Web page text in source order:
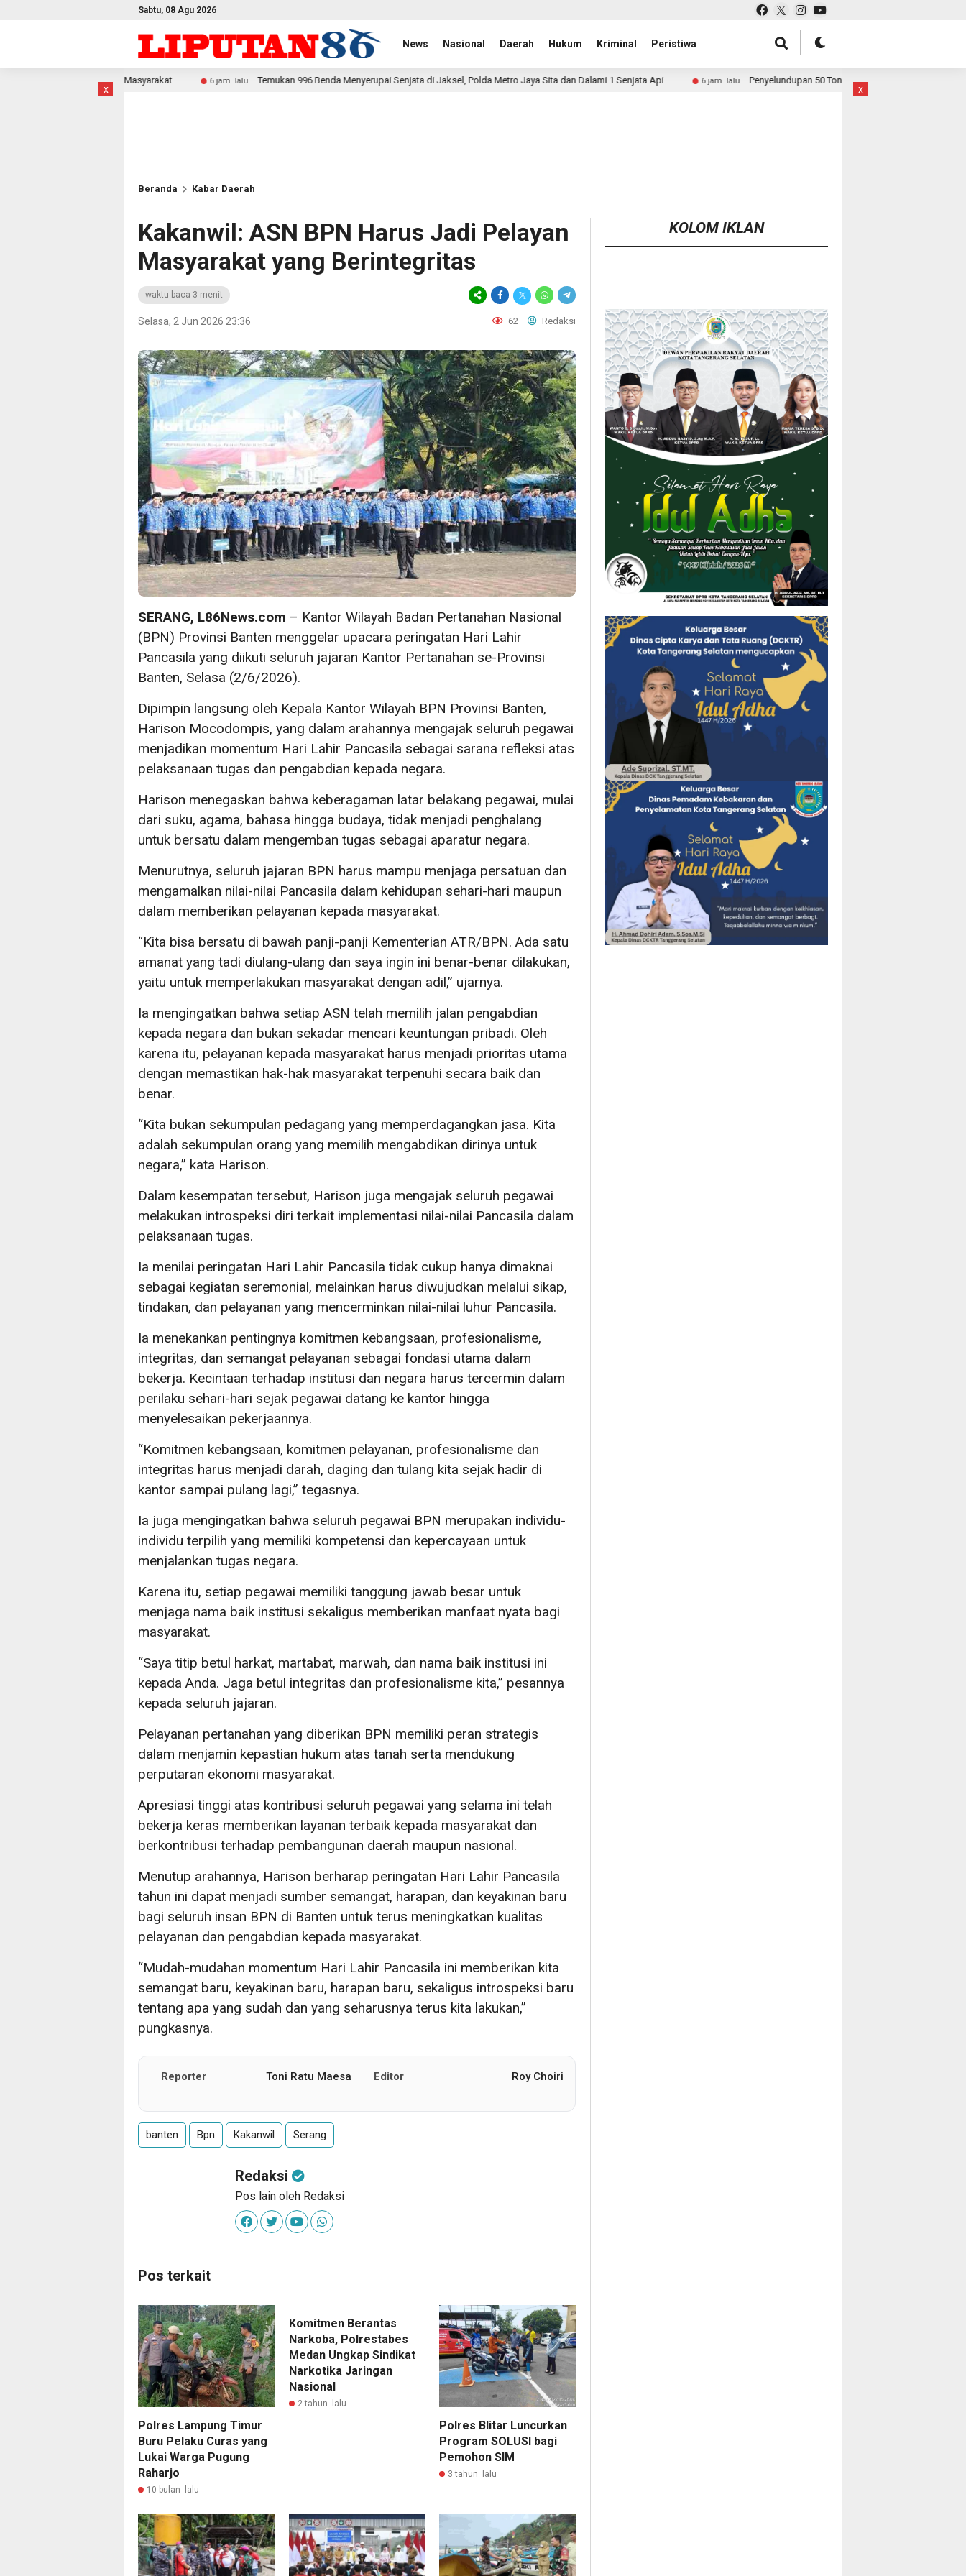
Sabtu, 08 Agu 2026
News Nasional Daerah Hukum Kriminal Peristiwa
x
6 jam lalu Temukan 996 Benda Menyerupai Senjata di Jaksel, Polda Metro Jaya Sita dan Dalami 1 Senjata Api 6 jam lalu Penyelundupan 50 Ton Pasir Timah ke Malaysia Dibongkar, Bareskrim
Beranda Kabar Daerah
Kakanwil: ASN BPN Harus Jadi Pelayan
Masyarakat yang Berintegritas
waktu baca 3 menit
Selasa, 2 Jun 2026 23:36 62 Redaksi
SERANG, L86News.com – Kantor Wilayah Badan Pertanahan Nasional
(BPN) Provinsi Banten menggelar upacara peringatan Hari Lahir
Pancasila yang diikuti seluruh jajaran Kantor Pertanahan se-Provinsi
Banten, Selasa (2/6/2026).
Dipimpin langsung oleh Kepala Kantor Wilayah BPN Provinsi Banten,
Harison Mocodompis, yang dalam arahannya mengajak seluruh pegawai
menjadikan momentum Hari Lahir Pancasila sebagai sarana refleksi atas
pelaksanaan tugas dan pengabdian kepada negara.
Harison menegaskan bahwa keberagaman latar belakang pegawai, mulai
dari suku, agama, bahasa hingga budaya, tidak menjadi penghalang
untuk bersatu dalam mengemban tugas sebagai aparatur negara.
Menurutnya, seluruh jajaran BPN harus mampu menjaga persatuan dan
mengamalkan nilai-nilai Pancasila dalam kehidupan sehari-hari maupun
dalam memberikan pelayanan kepada masyarakat.
“Kita bisa bersatu di bawah panji-panji Kementerian ATR/BPN. Ada satu
amanat yang tadi diulang-ulang dan saya ingin ini benar-benar dilakukan,
yaitu untuk memperlakukan masyarakat dengan adil,” ujarnya.
Ia mengingatkan bahwa setiap ASN telah memilih jalan pengabdian
kepada negara dan bukan sekadar mencari keuntungan pribadi. Oleh
karena itu, pelayanan kepada masyarakat harus menjadi prioritas utama
dengan memastikan hak-hak masyarakat terpenuhi secara baik dan
benar.
“Kita bukan sekumpulan pedagang yang memperdagangkan jasa. Kita
adalah sekumpulan orang yang memilih mengabdikan dirinya untuk
negara,” kata Harison.
Dalam kesempatan tersebut, Harison juga mengajak seluruh pegawai
melakukan introspeksi diri terkait implementasi nilai-nilai Pancasila dalam
pelaksanaan tugas.
Ia menilai peringatan Hari Lahir Pancasila tidak cukup hanya dimaknai
sebagai kegiatan seremonial, melainkan harus diwujudkan melalui sikap,
tindakan, dan pelayanan yang mencerminkan nilai-nilai luhur Pancasila.
Ia menekankan pentingnya komitmen kebangsaan, profesionalisme,
integritas, dan semangat pelayanan sebagai fondasi utama dalam
bekerja. Kecintaan terhadap institusi dan negara harus tercermin dalam
perilaku sehari-hari sejak pegawai datang ke kantor hingga
menyelesaikan pekerjaannya.
“Komitmen kebangsaan, komitmen pelayanan, profesionalisme dan
integritas harus menjadi darah, daging dan tulang kita sejak hadir di
kantor sampai pulang lagi,” tegasnya.
Ia juga mengingatkan bahwa seluruh pegawai BPN merupakan individu-
individu terpilih yang memiliki kompetensi dan kepercayaan untuk
menjalankan tugas negara.
Karena itu, setiap pegawai memiliki tanggung jawab besar untuk
menjaga nama baik institusi sekaligus memberikan manfaat nyata bagi
masyarakat.
“Saya titip betul harkat, martabat, marwah, dan nama baik institusi ini
kepada Anda. Jaga betul integritas dan profesionalisme kita,” pesannya
kepada seluruh jajaran.
Pelayanan pertanahan yang diberikan BPN memiliki peran strategis
dalam menjamin kepastian hukum atas tanah serta mendukung
perputaran ekonomi masyarakat.
Apresiasi tinggi atas kontribusi seluruh pegawai yang selama ini telah
bekerja keras memberikan layanan terbaik kepada masyarakat dan
berkontribusi terhadap pembangunan daerah maupun nasional.
Menutup arahannya, Harison berharap peringatan Hari Lahir Pancasila
tahun ini dapat menjadi sumber semangat, harapan, dan keyakinan baru
bagi seluruh insan BPN di Banten untuk terus meningkatkan kualitas
pelayanan dan pengabdian kepada masyarakat.
“Mudah-mudahan momentum Hari Lahir Pancasila ini memberikan kita
semangat baru, keyakinan baru, harapan baru, sekaligus introspeksi baru
tentang apa yang sudah dan yang seharusnya terus kita lakukan,”
pungkasnya.
Reporter Toni Ratu Maesa Editor Roy Choiri
banten Bpn Kakanwil Serang
Redaksi
Pos lain oleh Redaksi
Pos terkait
Polres Lampung Timur
Buru Pelaku Curas yang
Lukai Warga Pugung
Raharjo
10 bulan lalu
Komitmen Berantas
Narkoba, Polrestabes
Medan Ungkap Sindikat
Narkotika Jaringan
Nasional
2 tahun lalu
Polres Blitar Luncurkan
Program SOLUSI bagi
Pemohon SIM
3 tahun lalu
KOLOM IKLAN
x